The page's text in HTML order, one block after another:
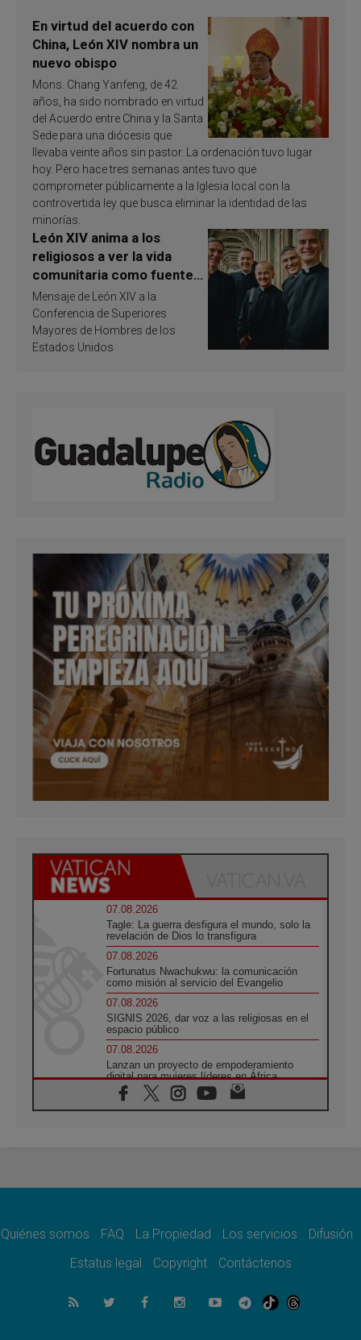
En virtud del acuerdo con
China, León XIV nombra un
nuevo obispo
Mons. Chang Yanfeng, de 42
años, ha sido nombrado en virtud
del Acuerdo entre China y la Santa
Sede para una diócesis que
llevaba veinte años sin pastor. La ordenación tuvo lugar
hoy. Pero hace tres semanas antes tuvo que
comprometer públicamente a la Iglesia local con la
controvertida ley que busca eliminar la identidad de las
minorías.
León XIV anima a los
religiosos a ver la vida
comunitaria como fuente
de inspiración y
santificación
Mensaje de León XIV a la
Conferencia de Superiores
Mayores de Hombres de los
Estados Unidos
07.08.2026
Tagle: La guerra desfigura el mundo, solo la
revelación de Dios lo transfigura
07.08.2026
Fortunatus Nwachukwu: la comunicación
como misión al servicio del Evangelio
07.08.2026
SIGNIS 2026, dar voz a las religiosas en el
espacio público
07.08.2026
Lanzan un proyecto de empoderamiento
digital para mujeres líderes en África
07.08.2026
Programa oficial del Viaje Apostólico del
06.08.2026
06.08.2026
de la Paz en la Escuela de San Francisco
La visita del Papa León XIV a Asís en un
minuto
Quiénes somos FAQ La Propiedad Los servicios
Difusión
Estatus legal
Copyright Contáctenos